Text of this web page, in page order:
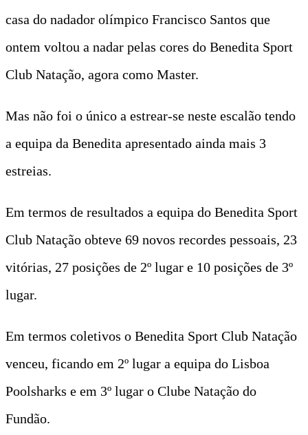
casa do nadador olímpico Francisco Santos que
ontem voltou a nadar pelas cores do Benedita Sport
Club Natação, agora como Master.
Mas não foi o único a estrear-se neste escalão tendo
a equipa da Benedita apresentado ainda mais 3
estreias.
Em termos de resultados a equipa do Benedita Sport
Club Natação obteve 69 novos recordes pessoais, 23
vitórias, 27 posições de 2º lugar e 10 posições de 3º
lugar.
Em termos coletivos o Benedita Sport Club Natação
venceu, ficando em 2º lugar a equipa do Lisboa
Poolsharks e em 3º lugar o Clube Natação do
Fundão.